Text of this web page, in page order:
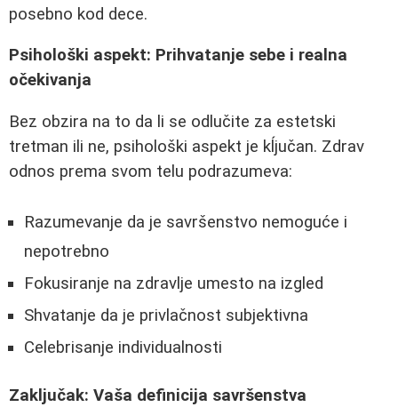
posebno kod dece.
Psihološki aspekt: Prihvatanje sebe i realna
očekivanja
Bez obzira na to da li se odlučite za estetski
tretman ili ne, psihološki aspekt je kĺjučan. Zdrav
odnos prema svom telu podrazumeva:
Razumevanje da je savršenstvo nemoguće i
nepotrebno
Fokusiranje na zdravlje umesto na izgled
Shvatanje da je privlačnost subjektivna
Celebrisanje individualnosti
Zaključak: Vaša definicija savršenstva